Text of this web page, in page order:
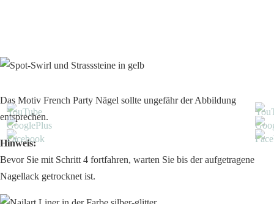
Das Motiv French Party Nägel sollte ungefähr der Abbildung
entsprechen.
Hinweis:
Bevor Sie mit Schritt 4 fortfahren, warten Sie bis der aufgetragene
Nagellack getrocknet ist.